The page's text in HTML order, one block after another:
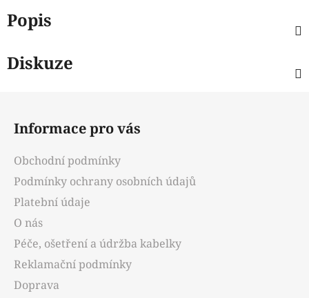
Popis
Diskuze
Informace pro vás
Obchodní podmínky
Podmínky ochrany osobních údajů
Platební údaje
O nás
Péče, ošetření a údržba kabelky
Reklamační podmínky
Doprava